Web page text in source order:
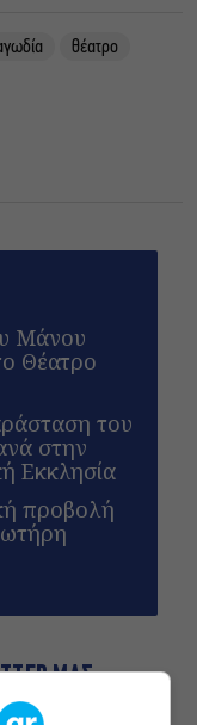
θέατρο
Μάνου
Θέατρο
του
στην
Εκκλησία
προβολή
ΜΑΣ
δημοφιλή θέματα